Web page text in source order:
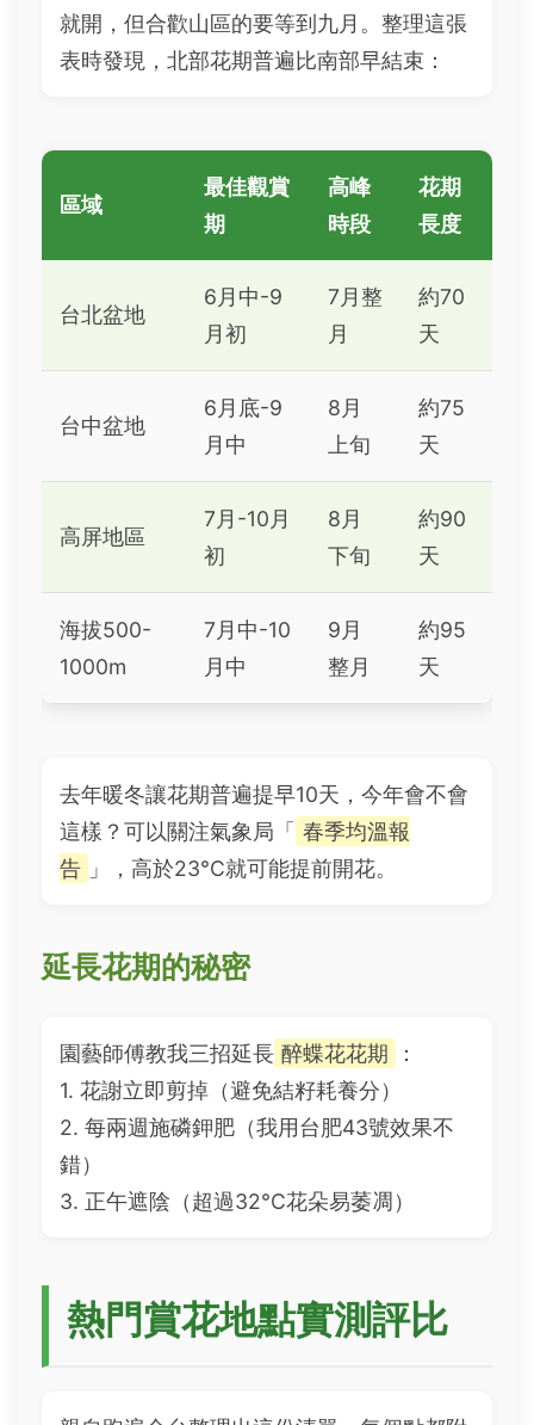
就開，但合歡山區的要等到九月。整理這張
表時發現，北部花期普遍比南部早結束：
區域
最佳觀賞
期
高峰
時段
花期
長度
台北盆地
6月中-9
月初
7月整
月
約70
天
台中盆地
6月底-9
月中
8月
上旬
約75
天
高屏地區
7月-10月
初
8月
下旬
約90
天
海拔500-
1000m
7月中-10
月中
9月
整月
約95
天
去年暖冬讓花期普遍提早10天，今年會不會
這樣？可以關注氣象局「 春季均溫報
告 」，高於23°C就可能提前開花。
延長花期的秘密
園藝師傅教我三招延長 醉蝶花花期
：
1. 花謝立即剪掉（避免結籽耗養分）
2. 每兩週施磷鉀肥（我用台肥43號效果不
錯）
3. 正午遮陰（超過32°C花朵易萎凋）
熱門賞花地點實測評比